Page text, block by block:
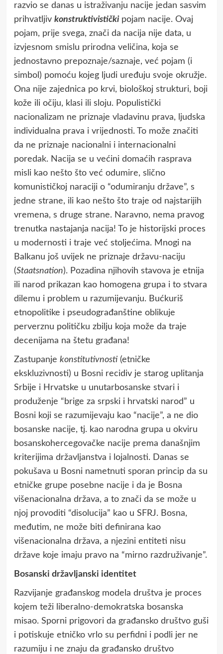
razvio se danas u istraživanju nacije jedan sasvim
prihvatljiv konstruktivističkipojam nacije. Ovaj
pojam, prije svega, znači da nacija nije data, u
izvjesnom smislu prirodna veličina, koja se
jednostavno prepoznaje/saznaje, već pojam (i
simbol) pomoću kojeg ljudi uređuju svoje okružje.
Ona nije zajednica po krvi, biološkoj strukturi, boji
kože ili očiju, klasi ili sloju. Populistički
nacionalizam ne priznaje vladavinu prava, ljudska
individualna prava i vrijednosti. To može značiti
da ne priznaje nacionalni i internacionalni
poredak. Nacija se u većini domaćih rasprava
misli kao nešto što već odumire, slično
komunističkoj naraciji o “odumiranju države”, s
jedne strane, ili kao nešto što traje od najstarijih
vremena, s druge strane. Naravno, nema pravog
trenutka nastajanja nacija! To je historijski proces
u modernosti i traje već stoljećima. Mnogi na
Balkanu još uvijek ne priznaje državu-naciju
(Staatsnation). Pozadina njihovih stavova je etnija
ili narod prikazan kao homogena grupa i to stvara
dilemu i problem u razumijevanju. Bućkuriš
etnopolitike i pseudograđanštine oblikuje
perverznu političku zbilju koja može da traje
decenijama na štetu građana!
Zastupanje konstitutivnosti(etničke
ekskluzivnosti) u Bosni recidiv je starog uplitanja
Srbije i Hrvatske u unutarbosanske stvari i
produženje “brige za srpski i hrvatski narod” u
Bosni koji se razumijevaju kao “nacije”, a ne dio
bosanske nacije, tj. kao narodna grupa u okviru
bosanskohercegovačke nacije prema današnjim
kriterijima državljanstva i lojalnosti. Danas se
pokušava u Bosni nametnuti sporan princip da su
etničke grupe posebne nacije i da je Bosna
višenacionalna država, a to znači da se može u
njoj provoditi “disolucija” kao u SFRJ. Bosna,
međutim, ne može biti definirana kao
višenacionalna država, a njezini entiteti nisu
države koje imaju pravo na “mirno razdruživanje”.
Bosanski državljanski identitet
Razvijanje građanskog modela društva je proces
kojem teži liberalno-demokratska bosanska
misao. Sporni prigovori da građansko društvo guši
i potiskuje etničko vrlo su perfidni i podli jer ne
razumiju i ne znaju da građansko društvo